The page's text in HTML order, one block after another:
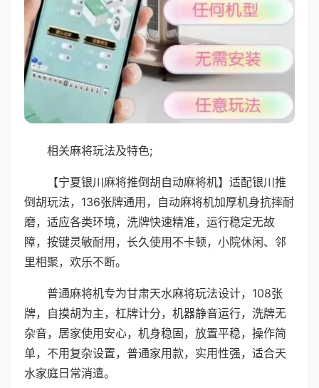
相关麻将玩法及特色;
【宁夏银川麻将推倒胡自动麻将机】适配银川推
倒胡玩法，136张牌通用，自动麻将机加厚机身抗摔耐
磨，适应各类环境，洗牌快速精准，运行稳定无故
障，按键灵敏耐用，长久使用不卡顿，小院休闲、邻
里相聚，欢乐不断。
普通麻将机专为甘肃天水麻将玩法设计，108张
牌，自摸胡为主，杠牌计分，机器静音运行，洗牌无
杂音，居家使用安心，机身稳固，放置平稳，操作简
单，不用复杂设置，普通家用款，实用性强，适合天
水家庭日常消遣。